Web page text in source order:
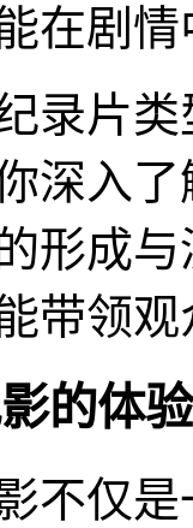
在剧
录片
深入
形成
带领
的体
不仅